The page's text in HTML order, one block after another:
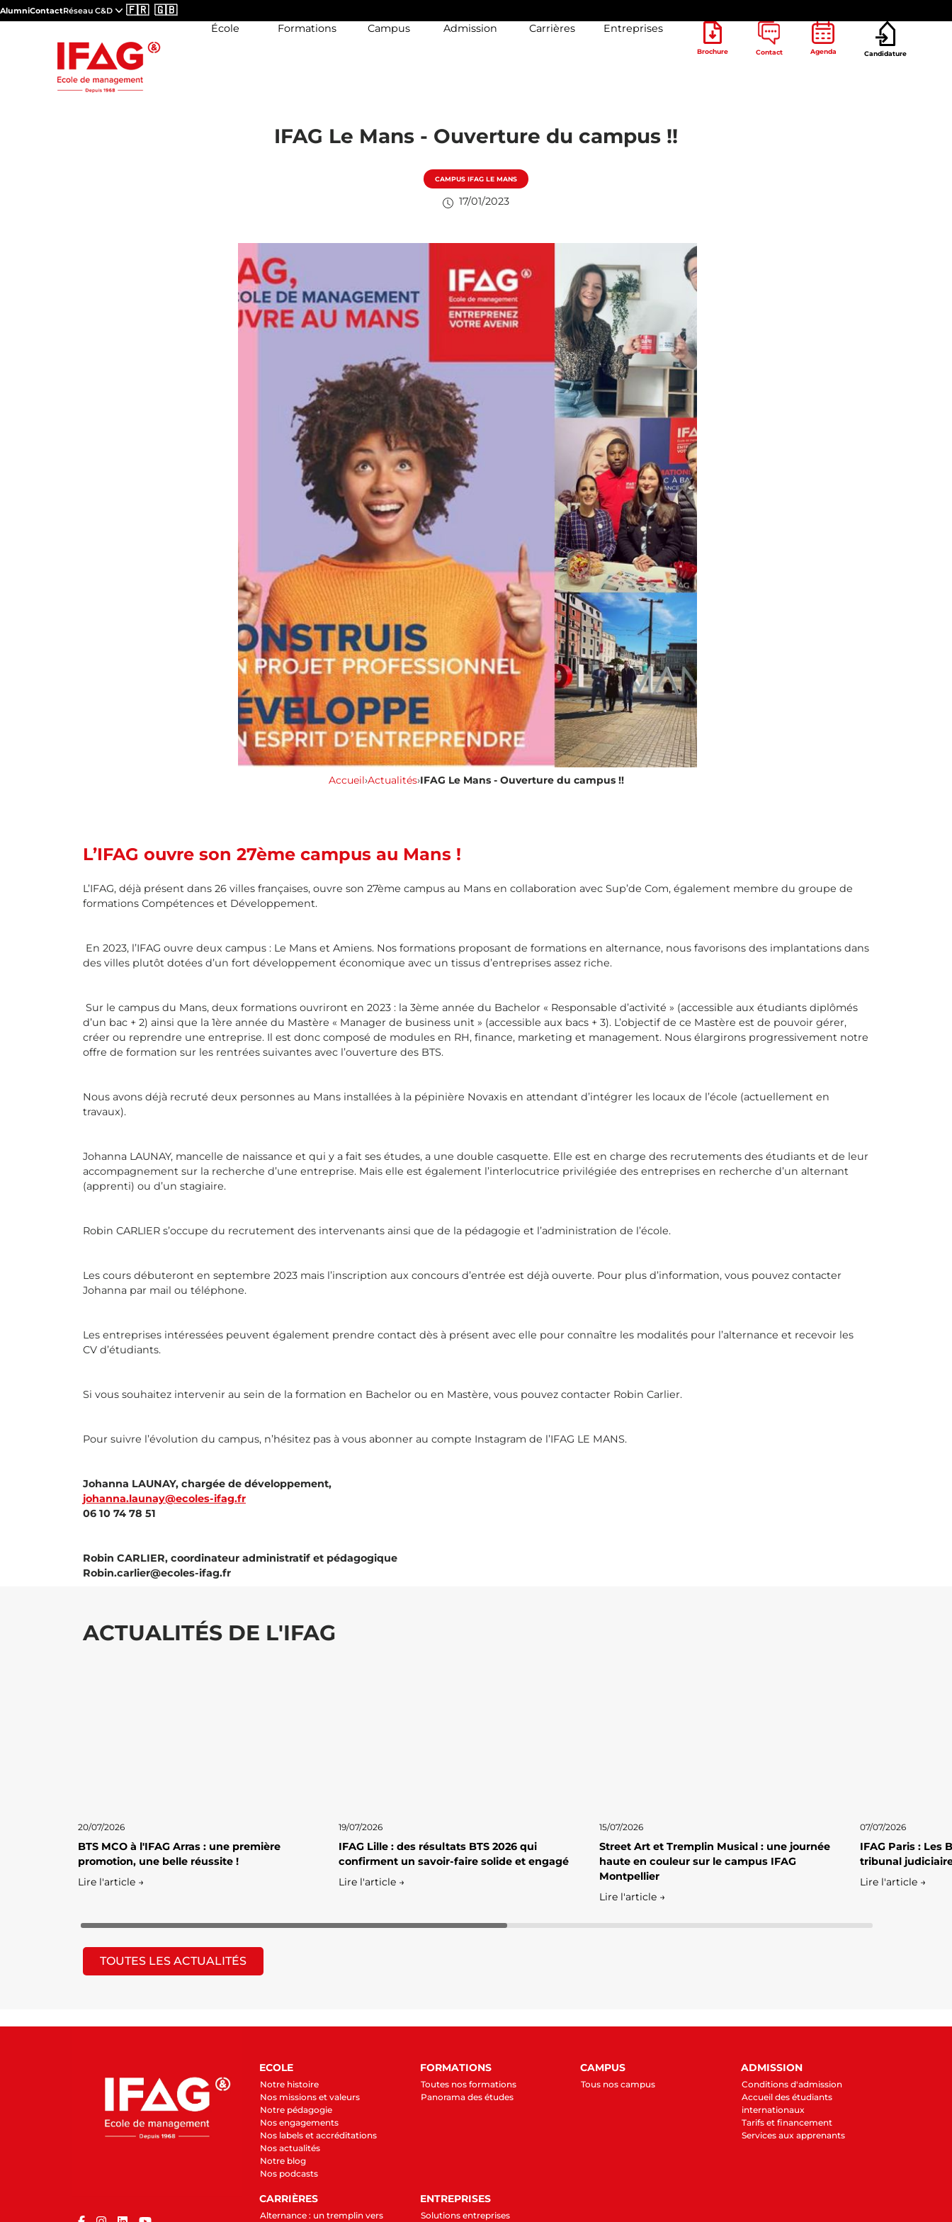
AlumniContactRéseau C&D 🇫🇷 🇬🇧
École Formations Campus Admission Carrières Entreprises
Brochure Contact Agenda Candidature
IFAG Le Mans - Ouverture du campus !!
CAMPUS IFAG LE MANS
17/01/2023
Accueil›Actualités›IFAG Le Mans - Ouverture du campus !!
L’IFAG ouvre son 27ème campus au Mans !
L’IFAG, déjà présent dans 26 villes françaises, ouvre son 27ème campus au Mans en collaboration avec Sup’de Com, également membre du groupe de
formations Compétences et Développement.
En 2023, l’IFAG ouvre deux campus : Le Mans et Amiens. Nos formations proposant de formations en alternance, nous favorisons des implantations dans
des villes plutôt dotées d’un fort développement économique avec un tissus d’entreprises assez riche.
Sur le campus du Mans, deux formations ouvriront en 2023 : la 3ème année du Bachelor « Responsable d’activité » (accessible aux étudiants diplômés
d’un bac + 2) ainsi que la 1ère année du Mastère « Manager de business unit » (accessible aux bacs + 3). L’objectif de ce Mastère est de pouvoir gérer,
créer ou reprendre une entreprise. Il est donc composé de modules en RH, finance, marketing et management. Nous élargirons progressivement notre
offre de formation sur les rentrées suivantes avec l’ouverture des BTS.
Nous avons déjà recruté deux personnes au Mans installées à la pépinière Novaxis en attendant d’intégrer les locaux de l’école (actuellement en
travaux).
Johanna LAUNAY, mancelle de naissance et qui y a fait ses études, a une double casquette. Elle est en charge des recrutements des étudiants et de leur
accompagnement sur la recherche d’une entreprise. Mais elle est également l’interlocutrice privilégiée des entreprises en recherche d’un alternant
(apprenti) ou d’un stagiaire.
Robin CARLIER s’occupe du recrutement des intervenants ainsi que de la pédagogie et l’administration de l’école.
Les cours débuteront en septembre 2023 mais l’inscription aux concours d’entrée est déjà ouverte. Pour plus d’information, vous pouvez contacter
Johanna par mail ou téléphone.
Les entreprises intéressées peuvent également prendre contact dès à présent avec elle pour connaître les modalités pour l’alternance et recevoir les
CV d’étudiants.
Si vous souhaitez intervenir au sein de la formation en Bachelor ou en Mastère, vous pouvez contacter Robin Carlier.
Pour suivre l’évolution du campus, n’hésitez pas à vous abonner au compte Instagram de l’IFAG LE MANS.
Johanna LAUNAY, chargée de développement,
johanna.launay@ecoles-ifag.fr
06 10 74 78 51
Robin CARLIER, coordinateur administratif et pédagogique
Robin.carlier@ecoles-ifag.fr
ACTUALITÉS DE L'IFAG
20/07/2026
BTS MCO à l'IFAG Arras : une première
promotion, une belle réussite !
Lire l'article →
19/07/2026
IFAG Lille : des résultats BTS 2026 qui
confirment un savoir-faire solide et engagé
Lire l'article →
15/07/2026
Street Art et Tremplin Musical : une journée
haute en couleur sur le campus IFAG
Montpellier
Lire l'article →
07/07/2026
IFAG Paris : Les
tribunal
Lire l'article →
TOUTES LES ACTUALITÉS
ECOLE
Notre histoire
Nos missions et valeurs
Notre pédagogie
Nos engagements
Nos labels et accréditations
Nos actualités
Notre blog
Nos podcasts
FORMATIONS
Toutes nos formations
Panorama des études
CAMPUS
Tous nos campus
ADMISSION
Conditions d'admission
Accueil des étudiants
internationaux
Tarifs et financement
Services aux apprenants
CARRIÈRES
Alternance : un tremplin vers
ENTREPRISES
Solutions entreprises